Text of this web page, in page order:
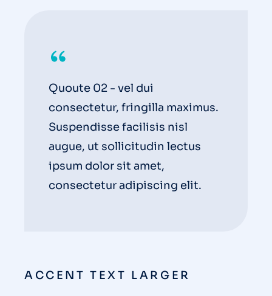
Quoute 02 - vel dui
consectetur, fringilla maximus.
Suspendisse facilisis nisl
augue, ut sollicitudin lectus
ipsum dolor sit amet,
consectetur adipiscing elit.
ACCENT TEXT LARGER